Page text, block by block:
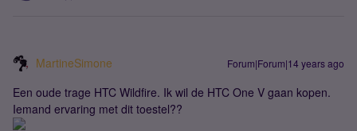
MartineSimone Forum|Forum|14 years ago
Een oude trage HTC Wildfire. Ik wil de HTC One V gaan kopen.
Iemand ervaring met dit toestel??